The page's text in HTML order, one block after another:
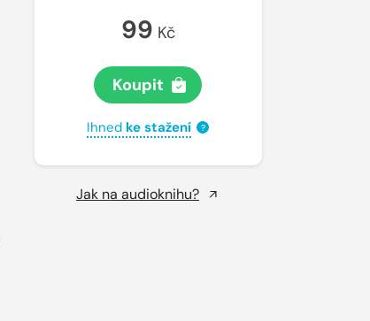
99 Kč
Koupit
Ihned ke stažení ?
Jak na audioknihu?